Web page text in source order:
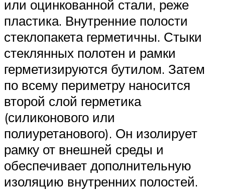
или оцинкованной стали, реже
пластика. Внутренние полости
стеклопакета герметичны. Стыки
стеклянных полотен и рамки
герметизируются бутилом. Затем
по всему периметру наносится
второй слой герметика
(силиконового или
полиуретанового). Он изолирует
рамку от внешней среды и
обеспечивает дополнительную
изоляцию внутренних полостей.